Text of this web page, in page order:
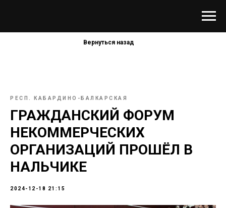
Вернуться назад
РЕСП. КАБАРДИНО-БАЛКАРСКАЯ
ГРАЖДАНСКИЙ ФОРУМ
НЕКОММЕРЧЕСКИХ
ОРГАНИЗАЦИЙ ПРОШЁЛ В
НАЛЬЧИКЕ
2024-12-18 21:15